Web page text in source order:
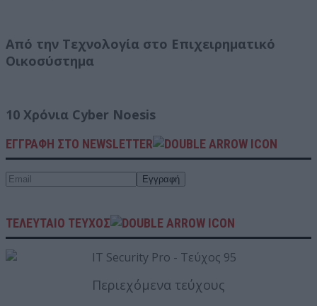
Από την Τεχνολογία στο Επιχειρηματικό
Οικοσύστημα
10 Χρόνια Cyber Noesis
ΕΓΓΡΑΦΗ ΣΤΟ NEWSLETTER
ΤΕΛΕΥΤΑΙΟ ΤΕΥΧΟΣ
Περιεχόμενα τεύχους